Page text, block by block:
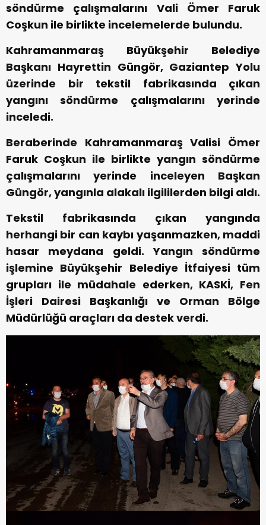
söndürme çalışmalarını Vali Ömer Faruk
Coşkun ile birlikte incelemelerde bulundu.
Kahramanmaraş Büyükşehir Belediye
Başkanı Hayrettin Güngör, Gaziantep Yolu
üzerinde bir tekstil fabrikasında çıkan
yangını söndürme çalışmalarını yerinde
inceledi.
Beraberinde Kahramanmaraş Valisi Ömer
Faruk Coşkun ile birlikte yangın söndürme
çalışmalarını yerinde inceleyen Başkan
Güngör, yangınla alakalı ilgililerden bilgi aldı.
Tekstil fabrikasında çıkan yangında
herhangi bir can kaybı yaşanmazken, maddi
hasar meydana geldi. Yangın söndürme
işlemine Büyükşehir Belediye İtfaiyesi tüm
grupları ile müdahale ederken, KASKİ, Fen
İşleri Dairesi Başkanlığı ve Orman Bölge
Müdürlüğü araçları da destek verdi.